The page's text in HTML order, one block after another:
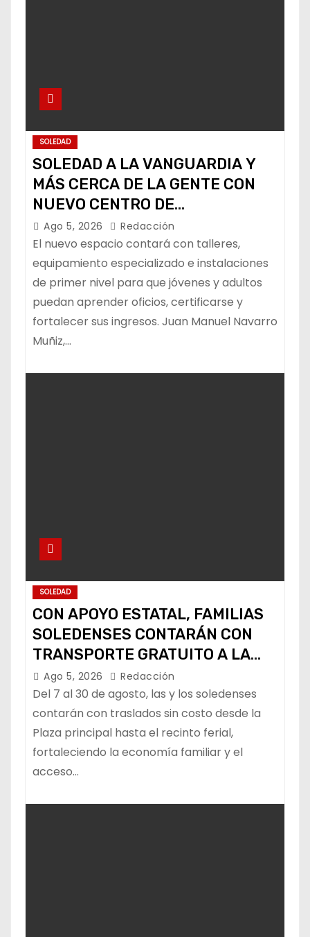
SOLEDAD
SOLEDAD A LA VANGUARDIA Y
MÁS CERCA DE LA GENTE CON
NUEVO CENTRO DE
CAPACITACIÓN: NAVARRO MUÑIZ
Ago 5, 2026 Redacción
El nuevo espacio contará con talleres,
equipamiento especializado e instalaciones
de primer nivel para que jóvenes y adultos
puedan aprender oficios, certificarse y
fortalecer sus ingresos. Juan Manuel Navarro
Muñiz,…
SOLEDAD
CON APOYO ESTATAL, FAMILIAS
SOLEDENSES CONTARÁN CON
TRANSPORTE GRATUITO A LA
FENAPO
Ago 5, 2026 Redacción
Del 7 al 30 de agosto, las y los soledenses
contarán con traslados sin costo desde la
Plaza principal hasta el recinto ferial,
fortaleciendo la economía familiar y el
acceso…